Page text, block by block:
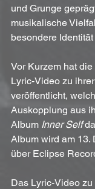
und Grunge
musikalische
besondere
Vor Kurzem hat
Lyric-Video zu
veröffentlicht,
Auskopplung aus
Album Inner Self
Album wird am 13.
über Eclipse
Das Lyric-Video zu